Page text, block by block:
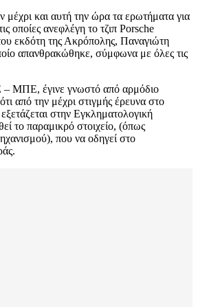
μέχρι και αυτή την ώρα τα ερωτήματα για
οποίες ανεφλέγη το τζιπ Porsche
εκδότη της Ακρόπολης, Παναγιώτη
απανθρακώθηκε, σύμφωνα με όλες τις
ΜΠΕ, έγινε γνωστό από αρμόδιο
από την μέχρι στιγμής έρευνα στο
στην Εγκληματολογική
το παραμικρό στοιχείο, (όπως
που να οδηγεί στο